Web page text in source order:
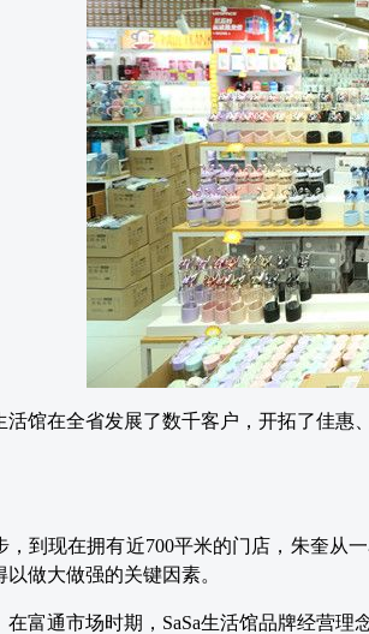
活馆在全省发展了数千客户，开拓了佳
，到现在拥有近700平米的门店，朱奎从
做大做强的关键因素。
在富通市场时期，SaSa生活馆品牌经营